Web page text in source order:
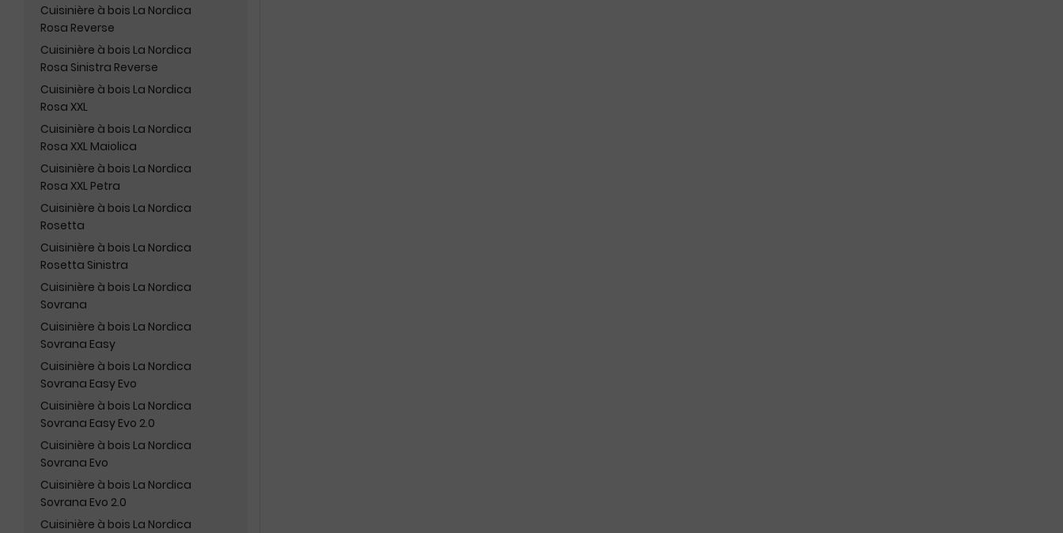
Cuisinière à bois La Nordica
Rosa Reverse
Cuisinière à bois La Nordica
Rosa Sinistra Reverse
Cuisinière à bois La Nordica
Rosa XXL
Cuisinière à bois La Nordica
Rosa XXL Maiolica
Cuisinière à bois La Nordica
Rosa XXL Petra
Cuisinière à bois La Nordica
Rosetta
Cuisinière à bois La Nordica
Rosetta Sinistra
Cuisinière à bois La Nordica
Sovrana
Cuisinière à bois La Nordica
Sovrana Easy
Cuisinière à bois La Nordica
Sovrana Easy Evo
Cuisinière à bois La Nordica
Sovrana Easy Evo 2.0
Cuisinière à bois La Nordica
Sovrana Evo
Cuisinière à bois La Nordica
Sovrana Evo 2.0
Cuisinière à bois La Nordica